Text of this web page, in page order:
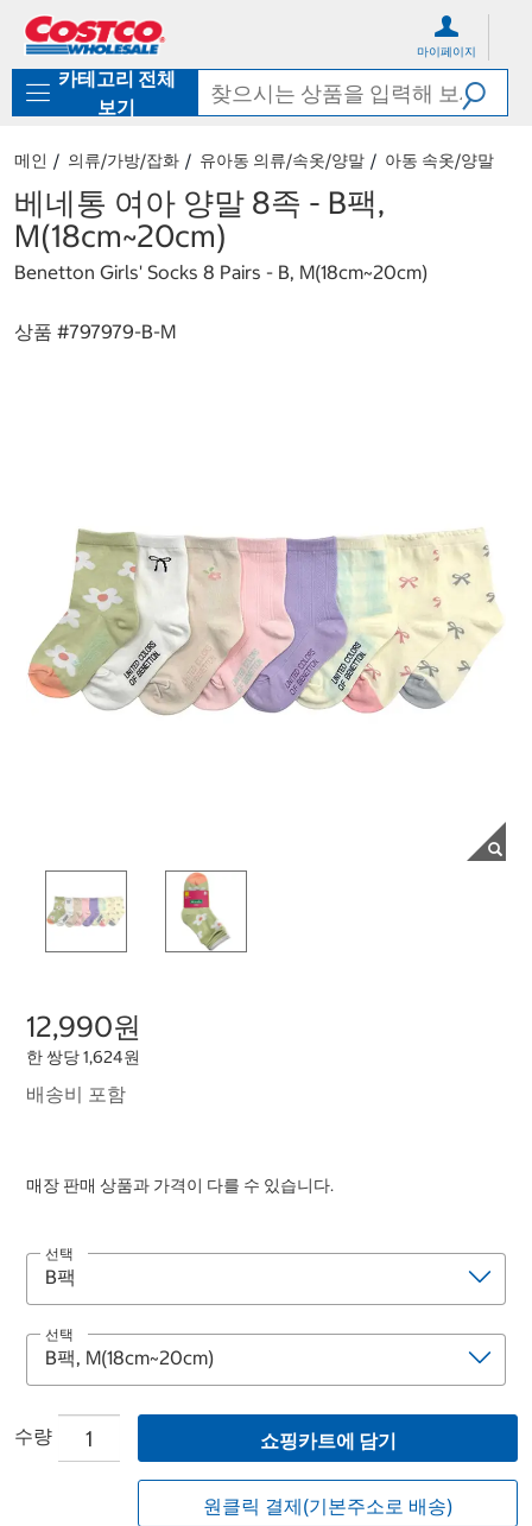
로
기
가
마이페이지
카테고리 전체
보기
메인 의류/가방/잡화 유아동 의류/속옷/양말 아동 속옷/양말
베네통 여아 양말 8족 - B팩,
M(18cm~20cm)
Benetton Girls' Socks 8 Pairs - B, M(18cm~20cm)
상품 #797979-B-M
12,990원
한 쌍당 1,624원
배송비 포함
매장 판매 상품과 가격이 다를 수 있습니다.
선택
선택
수량 쇼핑카트에 담기
원클릭 결제(기본주소로 배송)